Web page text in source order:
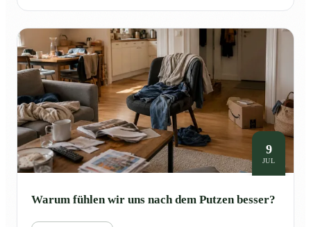
9
JUL
Warum fühlen wir uns nach dem Putzen besser?